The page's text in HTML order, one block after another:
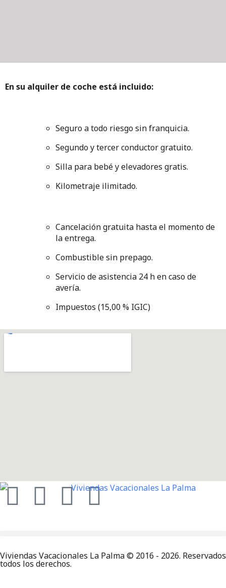
En su alquiler de coche está incluido:
Seguro a todo riesgo sin franquicia.
Segundo y tercer conductor gratuito.
Silla para bebé y elevadores gratis.
Kilometraje ilimitado.
Cancelación gratuita hasta el momento de
la entrega.
Combustible sin prepago.
Servicio de asistencia 24 h en caso de
avería.
Impuestos (15,00 % IGIC)
Viviendas Vacacionales La Palma © 2016 - 2026. Reservados
todos los derechos.